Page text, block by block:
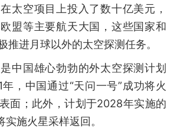
太空项目上投入了数十亿美元，
盟等主要航天大国，这些国家和
推进月球以外的太空探测任务。
中国雄心勃勃的外太空探测计划
，中国通过“天问一号”成功将火
面；此外，计划于2028年实施的
实施火星采样返回。